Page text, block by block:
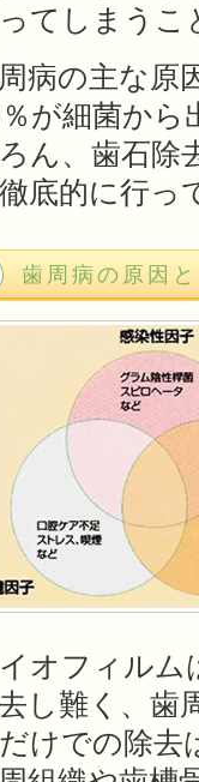
てしまうこ
病の主な原
が細菌から
ん、歯石除
底的に行っ
歯周病の原因
オフィルム
し難く、歯
けでの除去